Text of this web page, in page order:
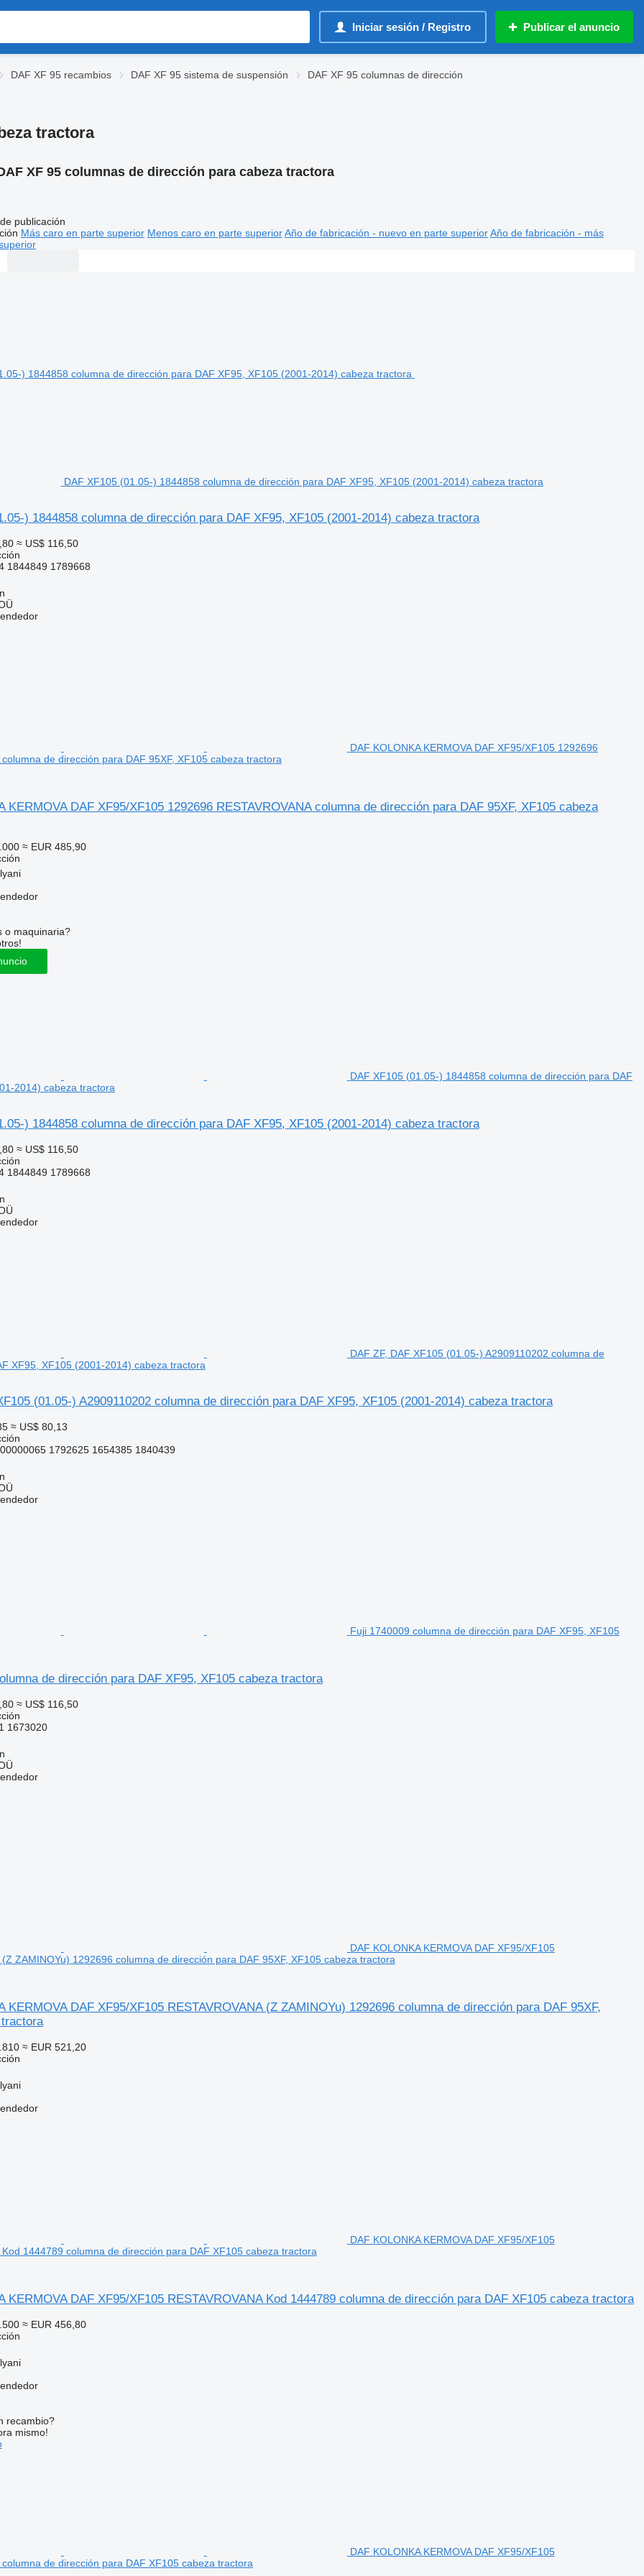
Iniciar sesión / Registro Publicar el anuncio
DAF XF 95 recambios DAF XF 95 sistema de suspensión
DAF XF 95 columnas de dirección
tractora
XF 95 columnas de dirección para cabeza tractora
publicación
Más caro en parte superior Menos caro en parte superior Año de fabricación - nuevo en parte superior Año de fabricación - más
DAF XF105 (01.05-) 1844858 columna de dirección para DAF XF95, XF105 (2001-2014) cabeza tractora
) 1844858 columna de dirección para DAF XF95, XF105 (2001-2014) cabeza tractora
≈ US$ 116,50
1844849 1789668
DAF KOLONKA KERMOVA DAF XF95/XF105 1292696
columna de dirección para DAF 95XF, XF105 cabeza tractora
KERMOVA DAF XF95/XF105 1292696 RESTAVROVANA columna de dirección para DAF 95XF, XF105 cabeza
≈ EUR 485,90
o maquinaria?
DAF XF105 (01.05-) 1844858 columna de dirección para DAF
2014) cabeza tractora
) 1844858 columna de dirección para DAF XF95, XF105 (2001-2014) cabeza tractora
≈ US$ 116,50
1844849 1789668
DAF ZF, DAF XF105 (01.05-) A2909110202 columna de
XF95, XF105 (2001-2014) cabeza tractora
(01.05-) A2909110202 columna de dirección para DAF XF95, XF105 (2001-2014) cabeza tractora
≈ US$ 80,13
1792625 1654385 1840439
Fuji 1740009 columna de dirección para DAF XF95, XF105
de dirección para DAF XF95, XF105 cabeza tractora
≈ US$ 116,50
1673020
DAF KOLONKA KERMOVA DAF XF95/XF105
(Z ZAMINOYu) 1292696 columna de dirección para DAF 95XF, XF105 cabeza tractora
KERMOVA DAF XF95/XF105 RESTAVROVANA (Z ZAMINOYu) 1292696 columna de dirección para DAF 95XF,
≈ EUR 521,20
DAF KOLONKA KERMOVA DAF XF95/XF105
Kod 1444789 columna de dirección para DAF XF105 cabeza tractora
KERMOVA DAF XF95/XF105 RESTAVROVANA Kod 1444789 columna de dirección para DAF XF105 cabeza tractora
≈ EUR 456,80
recambio?
mismo!
DAF KOLONKA KERMOVA DAF XF95/XF105
columna de dirección para DAF XF105 cabeza tractora